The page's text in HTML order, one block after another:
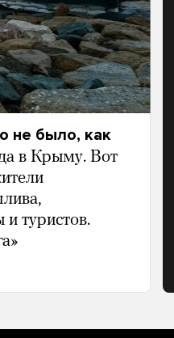
не было, как
в Крыму. Вот
и туристов.